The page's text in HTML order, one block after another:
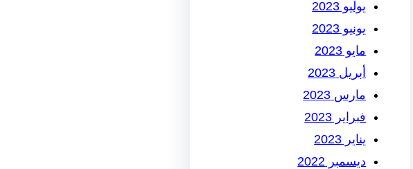
يوليو 2023
يونيو 2023
مايو 2023
أبريل 2023
مارس 2023
فبراير 2023
يناير 2023
ديسمبر 2022